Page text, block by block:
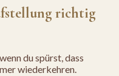
richtig
du spürst, dass
wiederkehren.